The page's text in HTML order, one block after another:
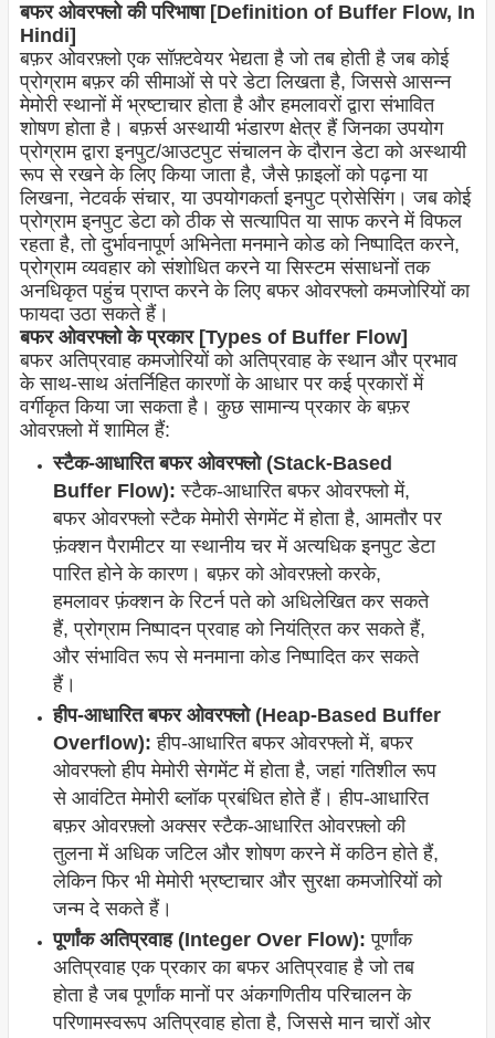
बफर ओवरफ्लो की परिभाषा [Definition of Buffer Flow, In
Hindi]
बफ़र ओवरफ़्लो एक सॉफ़्टवेयर भेद्यता है जो तब होती है जब कोई
प्रोग्राम बफ़र की सीमाओं से परे डेटा लिखता है, जिससे आसन्न
मेमोरी स्थानों में भ्रष्टाचार होता है और हमलावरों द्वारा संभावित
शोषण होता है। बफ़र्स अस्थायी भंडारण क्षेत्र हैं जिनका उपयोग
प्रोग्राम द्वारा इनपुट/आउटपुट संचालन के दौरान डेटा को अस्थायी
रूप से रखने के लिए किया जाता है, जैसे फ़ाइलों को पढ़ना या
लिखना, नेटवर्क संचार, या उपयोगकर्ता इनपुट प्रोसेसिंग। जब कोई
प्रोग्राम इनपुट डेटा को ठीक से सत्यापित या साफ करने में विफल
रहता है, तो दुर्भावनापूर्ण अभिनेता मनमाने कोड को निष्पादित करने,
प्रोग्राम व्यवहार को संशोधित करने या सिस्टम संसाधनों तक
अनधिकृत पहुंच प्राप्त करने के लिए बफर ओवरफ्लो कमजोरियों का
फायदा उठा सकते हैं।
बफर ओवरफ्लो के प्रकार [Types of Buffer Flow]
बफर अतिप्रवाह कमजोरियों को अतिप्रवाह के स्थान और प्रभाव
के साथ-साथ अंतर्निहित कारणों के आधार पर कई प्रकारों में
वर्गीकृत किया जा सकता है। कुछ सामान्य प्रकार के बफ़र
ओवरफ़्लो में शामिल हैं:
स्टैक-आधारित बफर ओवरफ्लो (Stack-Based
Buffer Flow): स्टैक-आधारित बफर ओवरफ्लो में,
बफर ओवरफ्लो स्टैक मेमोरी सेगमेंट में होता है, आमतौर पर
फ़ंक्शन पैरामीटर या स्थानीय चर में अत्यधिक इनपुट डेटा
पारित होने के कारण। बफ़र को ओवरफ़्लो करके,
हमलावर फ़ंक्शन के रिटर्न पते को अधिलेखित कर सकते
हैं, प्रोग्राम निष्पादन प्रवाह को नियंत्रित कर सकते हैं,
और संभावित रूप से मनमाना कोड निष्पादित कर सकते
हैं।
हीप-आधारित बफर ओवरफ्लो (Heap-Based Buffer
Overflow): हीप-आधारित बफर ओवरफ्लो में, बफर
ओवरफ्लो हीप मेमोरी सेगमेंट में होता है, जहां गतिशील रूप
से आवंटित मेमोरी ब्लॉक प्रबंधित होते हैं। हीप-आधारित
बफ़र ओवरफ़्लो अक्सर स्टैक-आधारित ओवरफ़्लो की
तुलना में अधिक जटिल और शोषण करने में कठिन होते हैं,
लेकिन फिर भी मेमोरी भ्रष्टाचार और सुरक्षा कमजोरियों को
जन्म दे सकते हैं।
पूर्णांक अतिप्रवाह (Integer Over Flow): पूर्णांक
अतिप्रवाह एक प्रकार का बफर अतिप्रवाह है जो तब
होता है जब पूर्णांक मानों पर अंकगणितीय परिचालन के
परिणामस्वरूप अतिप्रवाह होता है, जिससे मान चारों ओर